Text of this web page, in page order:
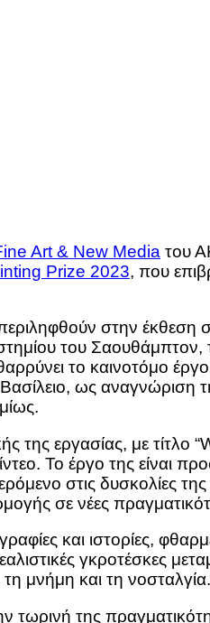
Art & New Media του
Prize 2023, που
στην έκθεση
του
το καινοτόμο
ως αναγνώριση
της εργασίας, με τίτλο
Το έργο της είναι
στις δυσκολίες
σε νέες
και ιστορίες,
γκροτέσκες
μνήμη και τη νοσταλγία.
τωρινή της